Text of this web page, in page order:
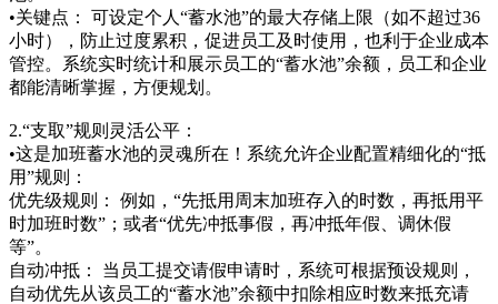
•关键点： 可设定个人“蓄水池”的最大存储上限（如不超过36
小时），防止过度累积，促进员工及时使用，也利于企业成本
管控。系统实时统计和展示员工的“蓄水池”余额，员工和企业
都能清晰掌握，方便规划。
2.“支取”规则灵活公平：
•这是加班蓄水池的灵魂所在！系统允许企业配置精细化的“抵
用”规则：
优先级规则： 例如，“先抵用周末加班存入的时数，再抵用平
时加班时数”；或者“优先冲抵事假，再冲抵年假、调休假
等”。
自动冲抵： 当员工提交请假申请时，系统可根据预设规则，
自动优先从该员工的“蓄水池”余额中扣除相应时数来抵充请